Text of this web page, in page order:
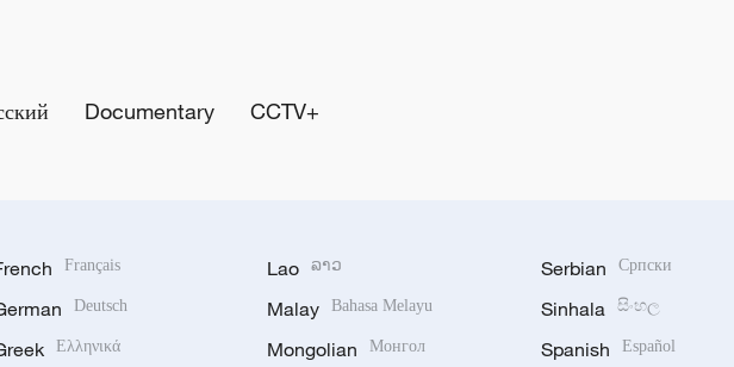
Documentary CCTV+
Français
Deutsch
Ελληνικά
Lao ລາວ
Malay Bahasa Melayu
Mongolian Монгол
Serbian Српски
Sinhala සිංහල
Spanish Español